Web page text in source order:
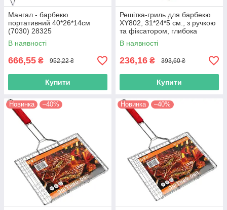
Мангал - барбекю
портативний 40*26*14см
(7030) 28325
В наявності
666,55 ₴ 952,22 ₴
Купити
Решітка-гриль для барбекю
XY802, 31*24*5 см., з ручкою
та фіксатором, глибока
(125636), 1/24
В наявності
236,16 ₴ 393,60 ₴
Купити
Новинка –40% Новинка –40%